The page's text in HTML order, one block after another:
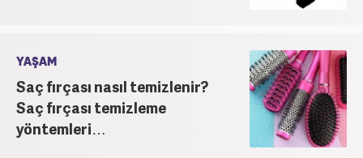
YAŞAM
Saç fırçası nasıl temizlenir?
Saç fırçası temizleme
yöntemleri…